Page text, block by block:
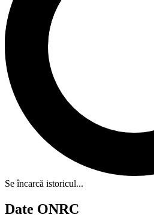
Se încarcă istoricul...
Date ONRC